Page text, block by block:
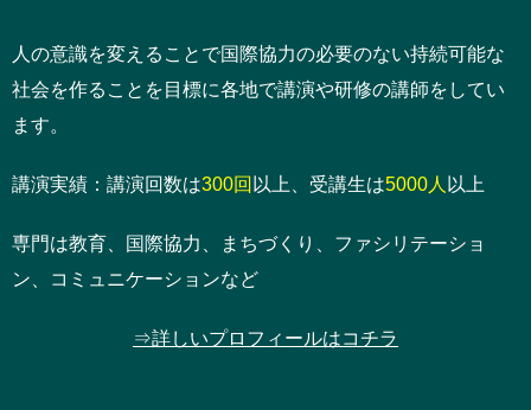
人の意識を変えることで国際協力の必要のない持続可能な
社会を作ることを目標に各地で講演や研修の講師をしてい
ます。
講演実績：講演回数は300回 以上、受講生は5000人 以上
専門は教育、国際協力、まちづくり、ファシリテーショ
ン、コミュニケーションなど
⇒詳しいプロフィールはコチラ